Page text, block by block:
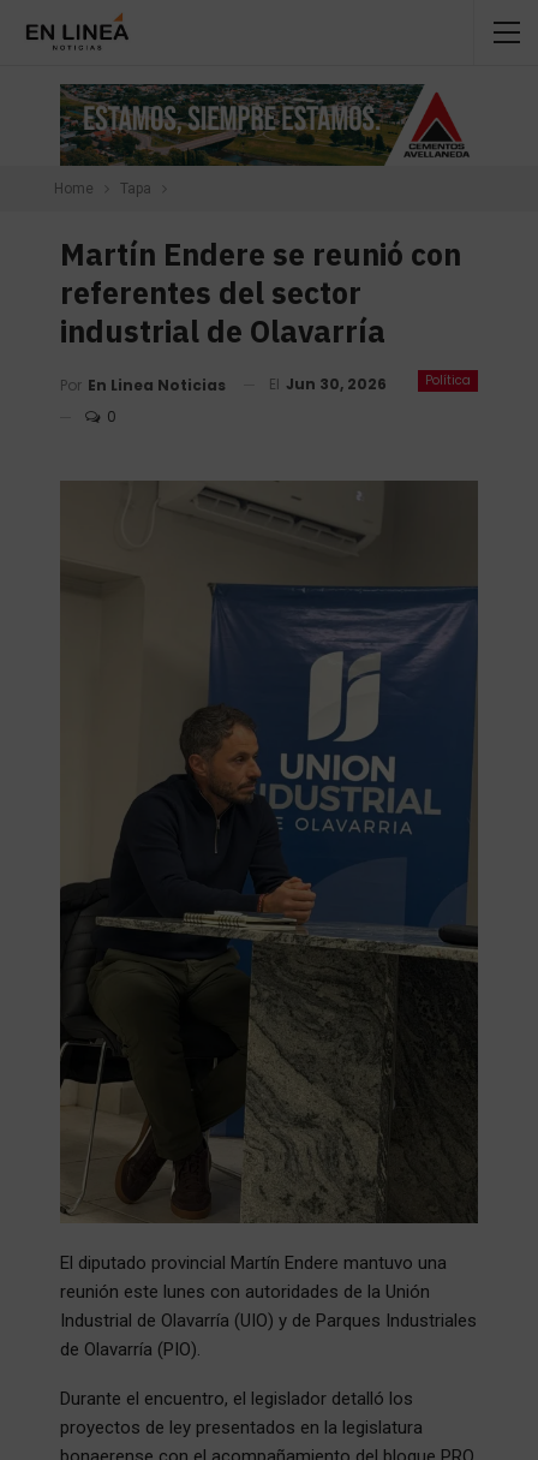
Home Tapa
Martín Endere se reunió con
referentes del sector
industrial de Olavarría
Política
Por En Linea Noticias El Jun 30, 2026
0
El diputado provincial Martín Endere mantuvo una
reunión este lunes con autoridades de la Unión
Industrial de Olavarría (UIO) y de Parques Industriales
de Olavarría (PIO).
Durante el encuentro, el legislador detalló los
proyectos de ley presentados en la legislatura